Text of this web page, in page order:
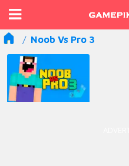
Noob Vs Pro 3